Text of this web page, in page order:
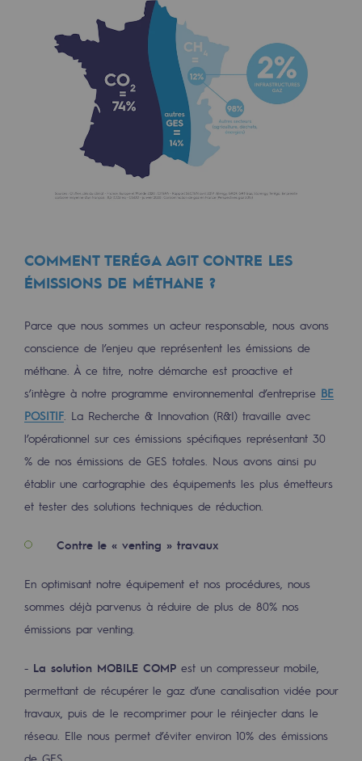
COMMENT TERÉGA AGIT CONTRE LES
ÉMISSIONS DE MÉTHANE ?
Parce que nous sommes un acteur responsable, nous avons
conscience de l’enjeu que représentent les émissions de
méthane. À ce titre, notre démarche est proactive et
s’intègre à notre programme environnemental d’entreprise BE
POSITIF . La Recherche & Innovation (R&I) travaille avec
l’opérationnel sur ces émissions spécifiques représentant 30
% de nos émissions de GES totales. Nous avons ainsi pu
établir une cartographie des équipements les plus émetteurs
et tester des solutions techniques de réduction.
Contre le « venting » travaux
En optimisant notre équipement et nos procédures, nous
sommes déjà parvenus à réduire de plus de 80% nos
émissions par venting.
- La solution MOBILE COMP est un compresseur mobile,
permettant de récupérer le gaz d’une canalisation vidée pour
travaux, puis de le recomprimer pour le réinjecter dans le
réseau. Elle nous permet d’éviter environ 10% des émissions
de GES.